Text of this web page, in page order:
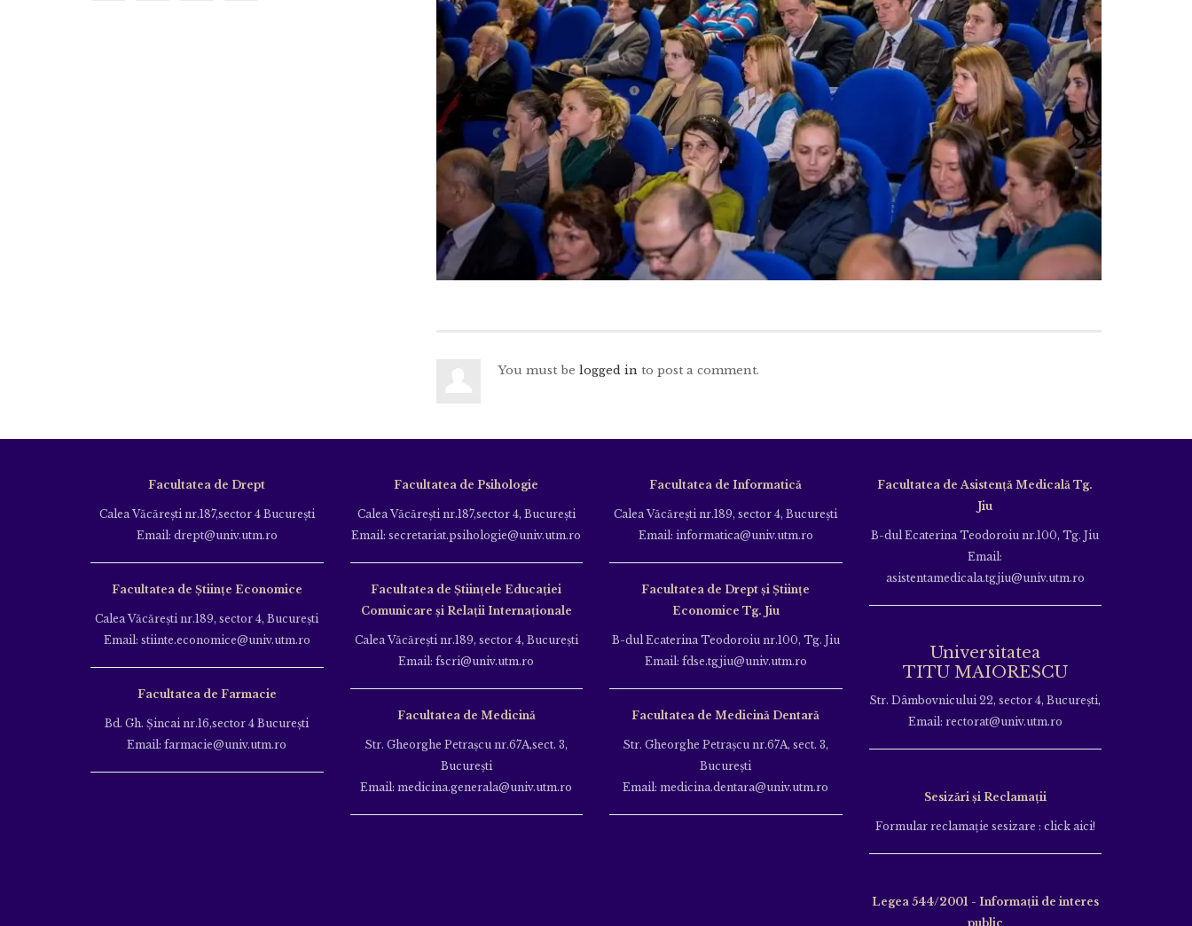
You must be logged in to post a comment.
Facultatea de Drept
Calea Văcăreşti nr.187,sector 4 Bucureşti
Email: drept@univ.utm.ro
Facultatea de Științe Economice
Calea Văcăreşti nr.189, sector 4, Bucureşti
Email: stiinte.economice@univ.utm.ro
Facultatea de Farmacie
Bd. Gh. Şincai nr.16,sector 4 Bucureşti
Email: farmacie@univ.utm.ro
Facultatea de Psihologie
Calea Văcăreşti nr.187,sector 4, Bucureşti
Email: secretariat.psihologie@univ.utm.ro
Facultatea de Ştiinţele Educației
Comunicare și Relații Internaționale
Calea Văcăreşti nr.189, sector 4, Bucureşti
Email: fscri@univ.utm.ro
Facultatea de Medicină
Str. Gheorghe Petraşcu nr.67A,sect. 3,
Bucureşti
Email: medicina.generala@univ.utm.ro
Facultatea de Informatică
Calea Văcăreşti nr.189, sector 4, Bucureşti
Email: informatica@univ.utm.ro
Facultatea de Drept și Științe
Economice Tg. Jiu
B-dul Ecaterina Teodoroiu nr.100, Tg. Jiu
Email: fdse.tgjiu@univ.utm.ro
Facultatea de Medicină Dentară
Str. Gheorghe Petraşcu nr.67A, sect. 3,
Bucureşti
Email: medicina.dentara@univ.utm.ro
Facultatea de Asistență Medicală Tg.
Jiu
B-dul Ecaterina Teodoroiu nr.100, Tg. Jiu
Email:
asistentamedicala.tgjiu@univ.utm.ro
Universitatea
TITU MAIORESCU
Str. Dâmbovnicului 22, sector 4, București,
Email: rectorat@univ.utm.ro
Sesizări și Reclamații
Formular reclamație sesizare : click aici!
Legea 544/2001 - Informații de interes
public